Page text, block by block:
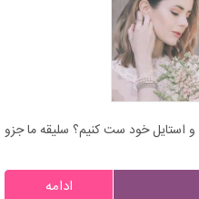
استایل خود ست کنیم؟ سلیقه ما جزو
ادامه